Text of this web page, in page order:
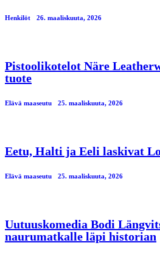
Henkilöt 26. maaliskuuta, 2026
Pistoolikotelot Näre
tuote
Elävä maaseutu 25. maaliskuuta, 2026
Eetu, Halti ja Eeli laskivat
Elävä maaseutu 25. maaliskuuta, 2026
Uutuuskomedia Bodi
naurumatkalle läpi historian